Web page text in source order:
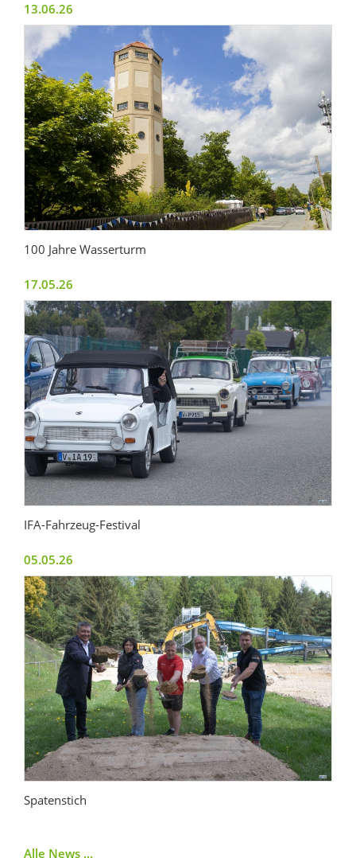
13.06.26
100 Jahre Wasserturm
17.05.26
IFA-Fahrzeug-Festival
05.05.26
Spatenstich
Alle News ...